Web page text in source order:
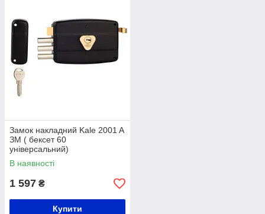
Замок накладний Kale 2001 A
ЗМ ( бексет 60
універсальний)
В наявності
1 597 ₴
Купити